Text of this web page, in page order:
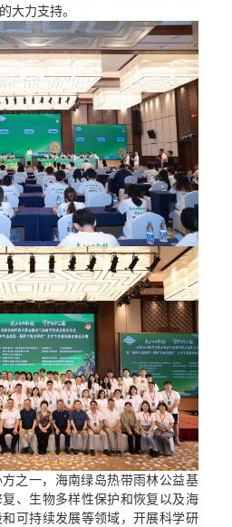
大力支持。
之一，海南绿岛热带雨林公益基
、生物多样性保护和恢复以及海
可持续发展等领域，开展科学研